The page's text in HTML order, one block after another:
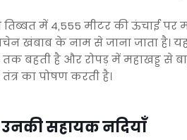
में 4,555 मीटर की ऊंचाई पर
खंबाब के नाम से जाना जाता है।
बहती है और रोपड़ में महाखड्ड से
का पोषण करती है।
उनकी सहायक नदियाँ